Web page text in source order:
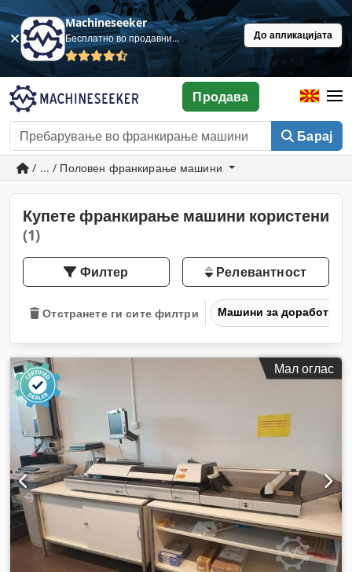
Machineseeker
Бесплатно во продавница До апликацијата
Барај
Продава
/ ... / Половен франкирање машини
Купете франкирање машини користени
(1)
Филтер Релевантност
Отстранете ги сите филтри Машини за доработка
Мал оглас